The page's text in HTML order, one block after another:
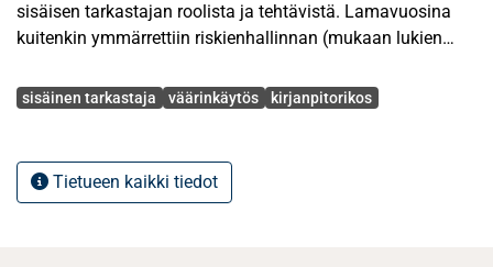
sisäisen tarkastajan roolista ja tehtävistä. Lamavuosina
kuitenkin ymmärrettiin riskienhallinnan (mukaan lukien
organisaation kriittisinä menestystekijöinä, mikä avasikin
konsultointipalveluiksi.
Avainsanat
sisäinen tarkastaja väärinkäytös kirjanpitorikos
Tietueen kaikki tiedot